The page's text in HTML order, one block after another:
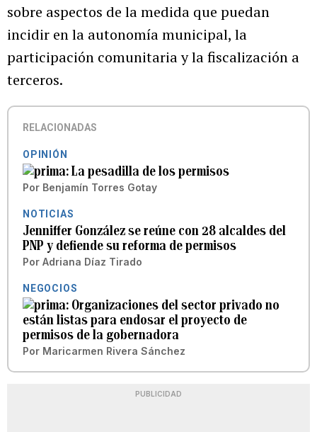
sobre aspectos de la medida que puedan
incidir en la autonomía municipal, la
participación comunitaria y la fiscalización a
terceros.
RELACIONADAS
OPINIÓN
La pesadilla de los permisos
Por Benjamín Torres Gotay
NOTICIAS
Jenniffer González se reúne con 28 alcaldes del
PNP y defiende su reforma de permisos
Por Adriana Díaz Tirado
NEGOCIOS
Organizaciones del sector privado no
están listas para endosar el proyecto de
permisos de la gobernadora
Por Maricarmen Rivera Sánchez
PUBLICIDAD